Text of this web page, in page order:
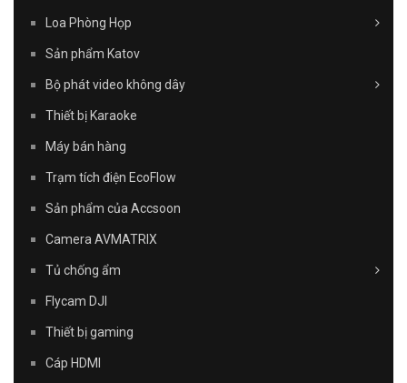
Loa Phòng Họp
Sản phẩm Katov
Bộ phát video không dây
Thiết bị Karaoke
Máy bán hàng
Trạm tích điện EcoFlow
Sản phẩm của Accsoon
Camera AVMATRIX
Tủ chống ẩm
Flycam DJI
Thiết bị gaming
Cáp HDMI